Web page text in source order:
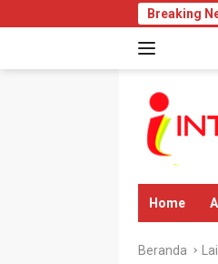
ke
Breaking
Home
Beranda